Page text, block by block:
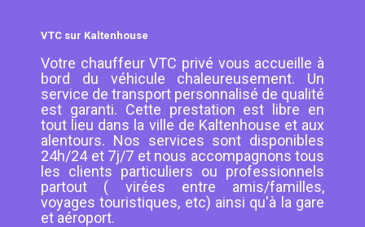
VTC sur Kaltenhouse
Votre chauffeur VTC privé vous accueille à
bord du véhicule chaleureusement. Un
service de transport personnalisé de qualité
est garanti. Cette prestation est libre en
tout lieu dans la ville de Kaltenhouse et aux
alentours. Nos services sont disponibles
24h/24 et 7j/7 et nous accompagnons tous
les clients particuliers ou professionnels
partout ( virées entre amis/familles,
voyages touristiques, etc) ainsi qu'à la gare
et aéroport.